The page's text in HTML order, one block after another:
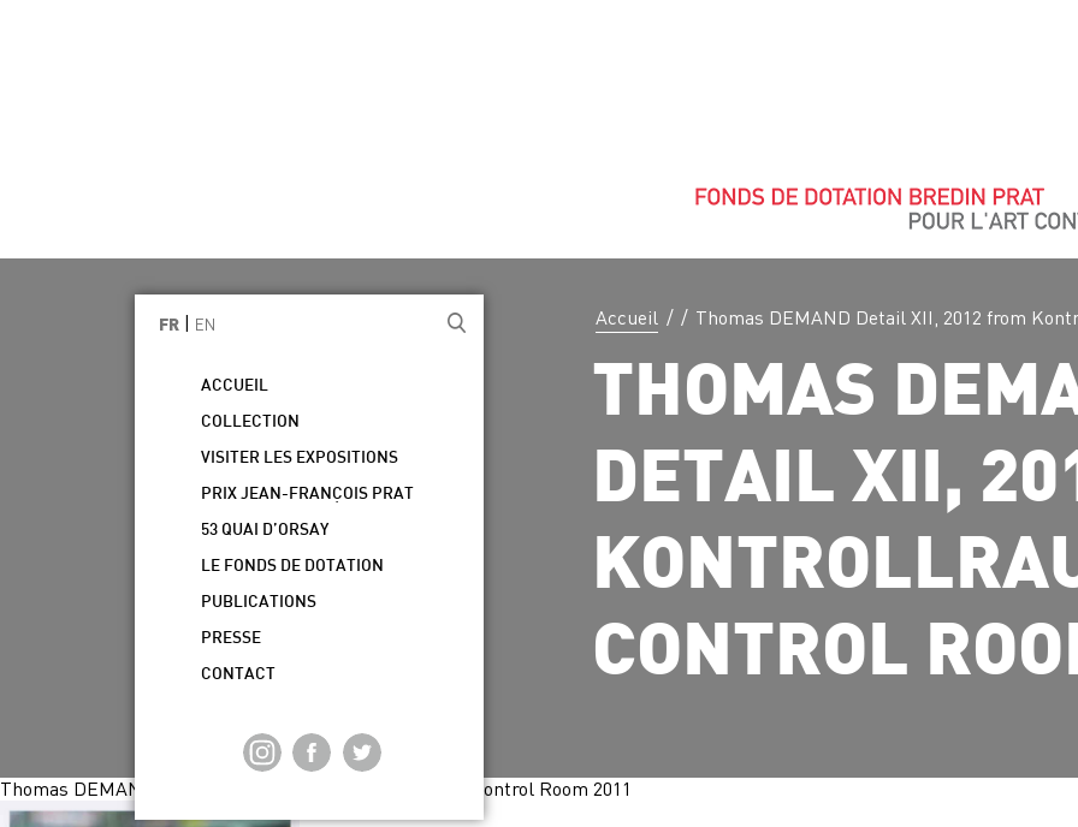
Accueil / / Thomas DEMAND Detail XII, 2012 from
THOMAS
DETAIL XII,
CONTROL
FR EN
ACCUEIL
COLLECTION
VISITER LES EXPOSITIONS
PRIX JEAN-FRANÇOIS PRAT
53 QUAI D’ORSAY
LE FONDS DE DOTATION
PUBLICATIONS
PRESSE
CONTACT
Thomas DEMAND Detail XII, 2012 from Kontrollraum _ Control Room 2011